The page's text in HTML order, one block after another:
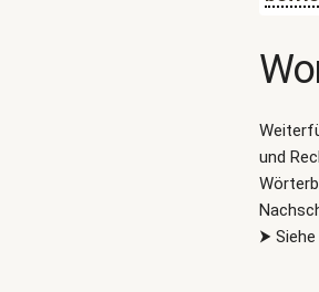
und
⮞ Siehe